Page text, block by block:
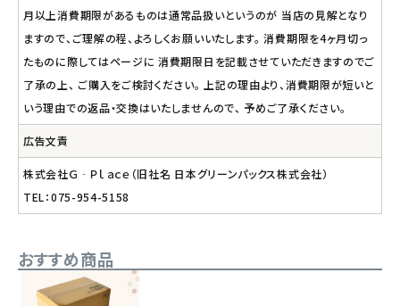
月以上消費期限があるものは通常品扱いというのが 当店の見解となり
ますので、ご理解の程、よろしくお願いいたします。 消費期限を4ヶ月切っ
たものに際してはページに 消費期限日を記載させていただきますのでご
了承の上、 ご購入をご検討ください。 上記の理由より、消費期限が短いと
いう理由での返品・交換はいたしませんので、 予めご了承ください。
広告文責
株式会社Ｇ‐Ｐｌａｃｅ（旧社名 日本グリーンパックス株式会社）
TEL：075-954-5158
おすすめ商品